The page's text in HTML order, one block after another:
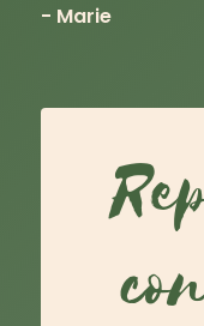
- Marie